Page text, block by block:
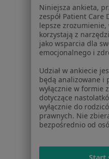
Pytania
Blog
Dla
Dla
Niniejsza ankieta,
zespół Patient
lepsze
korzystają z
jako wsparcia dla
emocjonalnego i
Udział w ankiecie
będą analizowane i
wyłącznie w formie
dotyczące
wyłącznie do
prawnych. Nie
bezpośrednio od
Start